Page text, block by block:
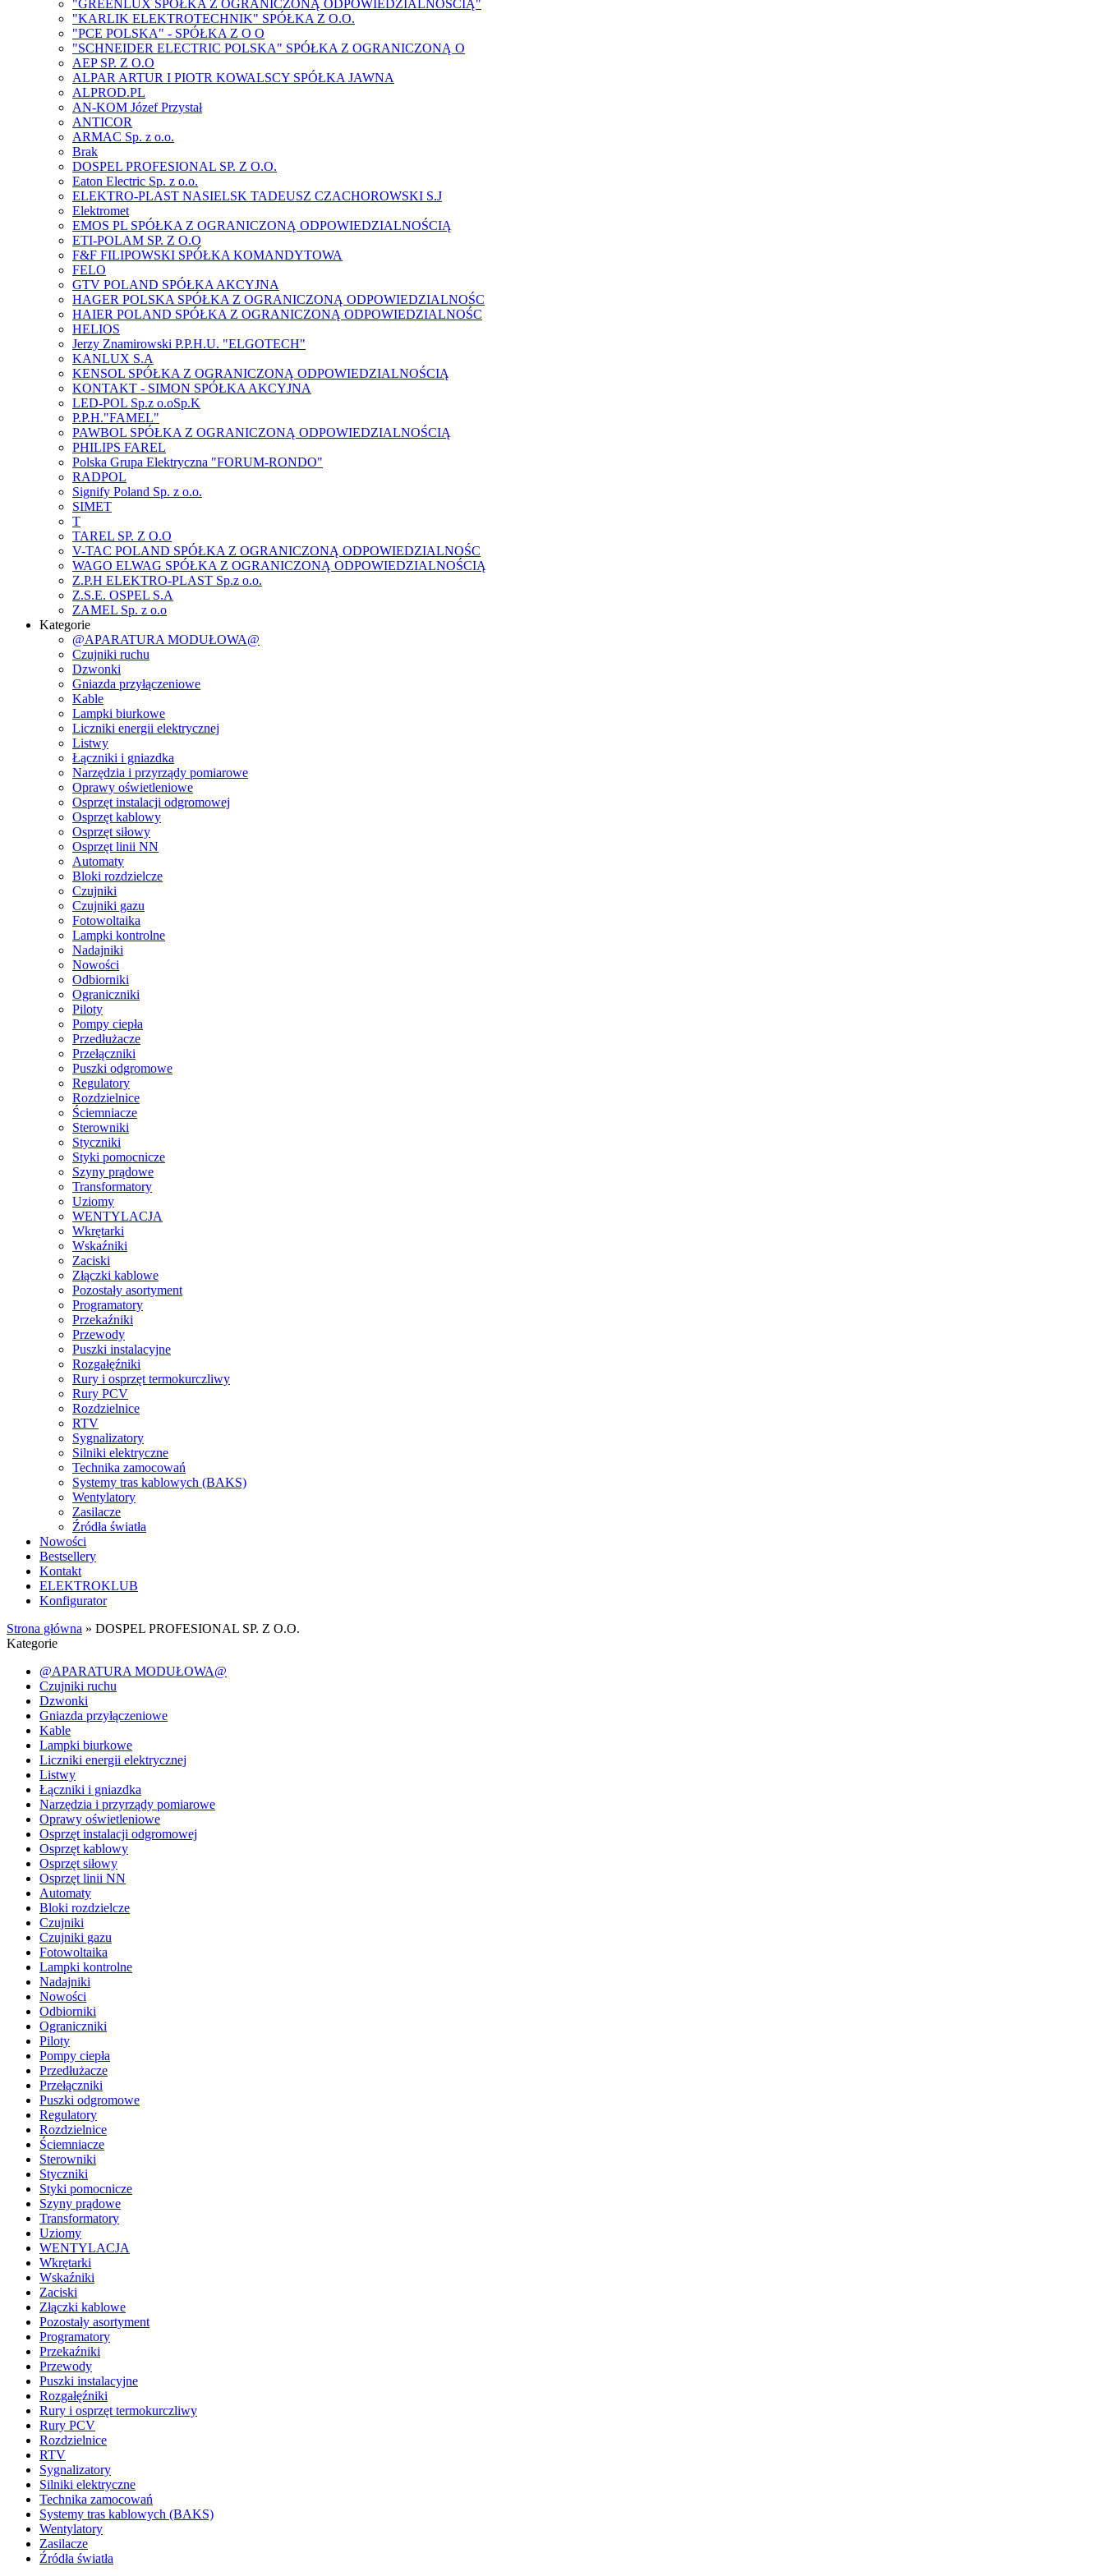
"GREENLUX SPÓŁKA Z OGRANICZONĄ ODPOWIEDZIALNOŚCIĄ"
"KARLIK ELEKTROTECHNIK" SPÓŁKA Z O.O.
"PCE POLSKA" - SPÓŁKA Z O O
"SCHNEIDER ELECTRIC POLSKA" SPÓŁKA Z OGRANICZONĄ O
AEP SP. Z O.O
ALPAR ARTUR I PIOTR KOWALSCY SPÓŁKA JAWNA
ALPROD.PL
AN-KOM Józef Przystał
ANTICOR
ARMAC Sp. z o.o.
Brak
DOSPEL PROFESIONAL SP. Z O.O.
Eaton Electric Sp. z o.o.
ELEKTRO-PLAST NASIELSK TADEUSZ CZACHOROWSKI S.J
Elektromet
EMOS PL SPÓŁKA Z OGRANICZONĄ ODPOWIEDZIALNOŚCIĄ
ETI-POLAM SP. Z O.O
F&F FILIPOWSKI SPÓŁKA KOMANDYTOWA
FELO
GTV POLAND SPÓŁKA AKCYJNA
HAGER POLSKA SPÓŁKA Z OGRANICZONĄ ODPOWIEDZIALNOŚC
HAIER POLAND SPÓŁKA Z OGRANICZONĄ ODPOWIEDZIALNOŚC
HELIOS
Jerzy Znamirowski P.P.H.U. "ELGOTECH"
KANLUX S.A
KENSOL SPÓŁKA Z OGRANICZONĄ ODPOWIEDZIALNOŚCIĄ
KONTAKT - SIMON SPÓŁKA AKCYJNA
LED-POL Sp.z o.oSp.K
P.P.H."FAMEL"
PAWBOL SPÓŁKA Z OGRANICZONĄ ODPOWIEDZIALNOŚCIĄ
PHILIPS FAREL
Polska Grupa Elektryczna "FORUM-RONDO"
RADPOL
Signify Poland Sp. z o.o.
SIMET
T
TAREL SP. Z O.O
V-TAC POLAND SPÓŁKA Z OGRANICZONĄ ODPOWIEDZIALNOŚC
WAGO ELWAG SPÓŁKA Z OGRANICZONĄ ODPOWIEDZIALNOŚCIĄ
Z.P.H ELEKTRO-PLAST Sp.z o.o.
Z.S.E. OSPEL S.A
ZAMEL Sp. z o.o
Kategorie
@APARATURA MODUŁOWA@
Czujniki ruchu
Dzwonki
Gniazda przyłączeniowe
Kable
Lampki biurkowe
Liczniki energii elektrycznej
Listwy
Łączniki i gniazdka
Narzędzia i przyrządy pomiarowe
Oprawy oświetleniowe
Osprzęt instalacji odgromowej
Osprzęt kablowy
Osprzęt siłowy
Osprzęt linii NN
Automaty
Bloki rozdzielcze
Czujniki
Czujniki gazu
Fotowoltaika
Lampki kontrolne
Nadajniki
Nowości
Odbiorniki
Ograniczniki
Piloty
Pompy ciepła
Przedłużacze
Przełączniki
Puszki odgromowe
Regulatory
Rozdzielnice
Ściemniacze
Sterowniki
Styczniki
Styki pomocnicze
Szyny prądowe
Transformatory
Uziomy
WENTYLACJA
Wkrętarki
Wskaźniki
Zaciski
Złączki kablowe
Pozostały asortyment
Programatory
Przekaźniki
Przewody
Puszki instalacyjne
Rozgałęźniki
Rury i osprzęt termokurczliwy
Rury PCV
Rozdzielnice
RTV
Sygnalizatory
Silniki elektryczne
Technika zamocowań
Systemy tras kablowych (BAKS)
Wentylatory
Zasilacze
Źródła światła
Nowości
Bestsellery
Kontakt
ELEKTROKLUB
Konfigurator
Strona główna » DOSPEL PROFESIONAL SP. Z O.O.
Kategorie
@APARATURA MODUŁOWA@
Czujniki ruchu
Dzwonki
Gniazda przyłączeniowe
Kable
Lampki biurkowe
Liczniki energii elektrycznej
Listwy
Łączniki i gniazdka
Narzędzia i przyrządy pomiarowe
Oprawy oświetleniowe
Osprzęt instalacji odgromowej
Osprzęt kablowy
Osprzęt siłowy
Osprzęt linii NN
Automaty
Bloki rozdzielcze
Czujniki
Czujniki gazu
Fotowoltaika
Lampki kontrolne
Nadajniki
Nowości
Odbiorniki
Ograniczniki
Piloty
Pompy ciepła
Przedłużacze
Przełączniki
Puszki odgromowe
Regulatory
Rozdzielnice
Ściemniacze
Sterowniki
Styczniki
Styki pomocnicze
Szyny prądowe
Transformatory
Uziomy
WENTYLACJA
Wkrętarki
Wskaźniki
Zaciski
Złączki kablowe
Pozostały asortyment
Programatory
Przekaźniki
Przewody
Puszki instalacyjne
Rozgałęźniki
Rury i osprzęt termokurczliwy
Rury PCV
Rozdzielnice
RTV
Sygnalizatory
Silniki elektryczne
Technika zamocowań
Systemy tras kablowych (BAKS)
Wentylatory
Zasilacze
Źródła światła